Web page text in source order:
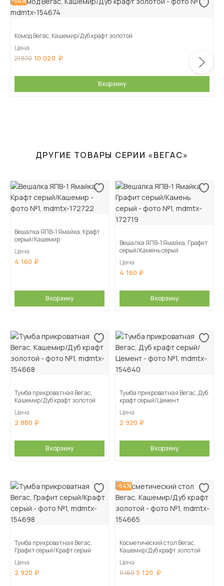
Комод Вегас, Кашемир/Дуб крафт золотой
Цена
21 870 10 020
В корзину
ДРУГИЕ ТОВАРЫ СЕРИИ «ВЕГАС»
Вешалка ЯПВ-1 Ямайка, Крафт
серый/Кашемир
Цена
4 160
В корзину
Вешалка ЯПВ-1 Ямайка, Графит
серый/Камень серый
Цена
4 160
В корзину
Тумба прикроватная Вегас,
Кашемир/Дуб крафт золотой
Цена
2 880
В корзину
Тумба прикроватная Вегас, Дуб
крафт серый/Цемент
Цена
2 920
В корзину
Тумба прикроватная Вегас,
Графит серый/Крафт серый
Цена
2 920
-54%
Косметический стол Вегас,
Кашемир/Дуб крафт золотой
Цена
11 160 5 120